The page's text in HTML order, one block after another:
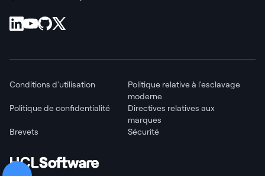
Conditions d'utilisation
Politique relative à l'esclavage
moderne
Politique de confidentialité
Directives relatives aux
marques
Brevets
Sécurité